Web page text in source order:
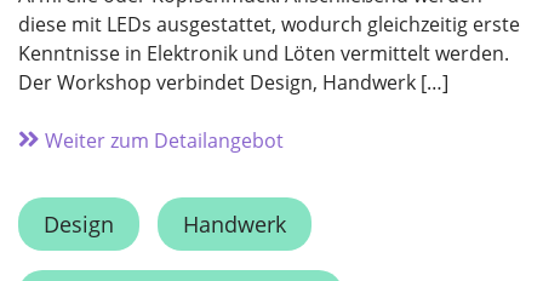
diese mit LEDs ausgestattet, wodurch gleichzeitig erste
Kenntnisse in Elektronik und Löten vermittelt werden.
Der Workshop verbindet Design, Handwerk […]
Weiter zum Detailangebot
Design Handwerk